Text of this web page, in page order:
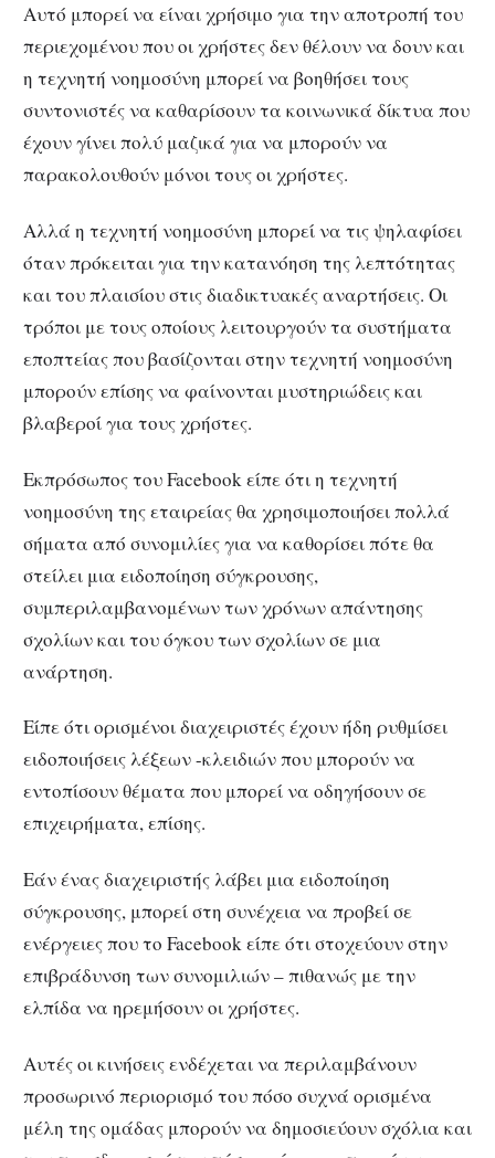
Αυτό μπορεί να είναι χρήσιμο για την αποτροπή του
περιεχομένου που οι χρήστες δεν θέλουν να δουν και
η τεχνητή νοημοσύνη μπορεί να βοηθήσει τους
συντονιστές να καθαρίσουν τα κοινωνικά δίκτυα που
έχουν γίνει πολύ μαζικά για να μπορούν να
παρακολουθούν μόνοι τους οι χρήστες.
Αλλά η τεχνητή νοημοσύνη μπορεί να τις ψηλαφίσει
όταν πρόκειται για την κατανόηση της λεπτότητας
και του πλαισίου στις διαδικτυακές αναρτήσεις. Οι
τρόποι με τους οποίους λειτουργούν τα συστήματα
εποπτείας που βασίζονται στην τεχνητή νοημοσύνη
μπορούν επίσης να φαίνονται μυστηριώδεις και
βλαβεροί για τους χρήστες.
Εκπρόσωπος του Facebook είπε ότι η τεχνητή
νοημοσύνη της εταιρείας θα χρησιμοποιήσει πολλά
σήματα από συνομιλίες για να καθορίσει πότε θα
στείλει μια ειδοποίηση σύγκρουσης,
συμπεριλαμβανομένων των χρόνων απάντησης
σχολίων και του όγκου των σχολίων σε μια
ανάρτηση.
Είπε ότι ορισμένοι διαχειριστές έχουν ήδη ρυθμίσει
ειδοποιήσεις λέξεων -κλειδιών που μπορούν να
εντοπίσουν θέματα που μπορεί να οδηγήσουν σε
επιχειρήματα, επίσης.
Εάν ένας διαχειριστής λάβει μια ειδοποίηση
σύγκρουσης, μπορεί στη συνέχεια να προβεί σε
ενέργειες που το Facebook είπε ότι στοχεύουν στην
επιβράδυνση των συνομιλιών – πιθανώς με την
ελπίδα να ηρεμήσουν οι χρήστες.
Αυτές οι κινήσεις ενδέχεται να περιλαμβάνουν
προσωρινό περιορισμό του πόσο συχνά ορισμένα
μέλη της ομάδας μπορούν να δημοσιεύουν σχόλια και